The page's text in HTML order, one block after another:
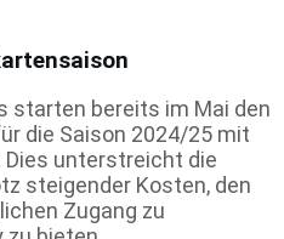
starten bereits im Mai den
die Saison 2024/25 mit
Dies unterstreicht die
steigender Kosten, den
Zugang zu